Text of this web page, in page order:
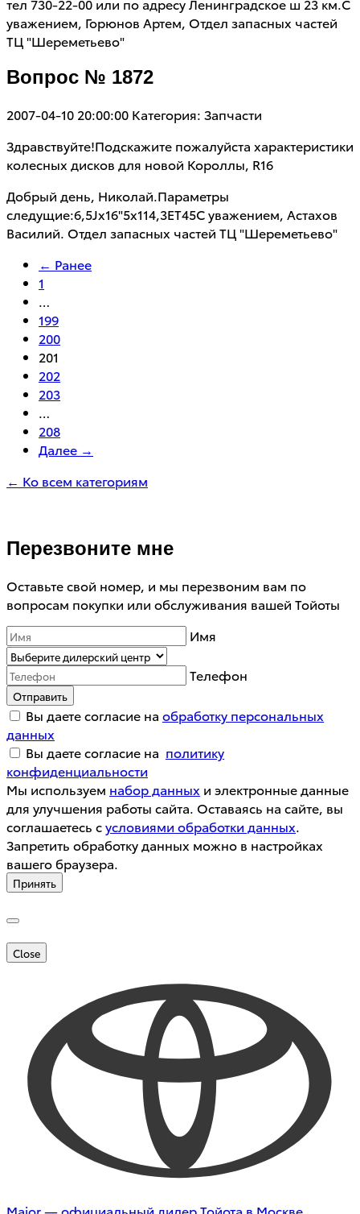
тел 730-22-00 или по адресу Ленинградское ш 23 км.С
уважением, Горюнов Артем, Отдел запасных частей
ТЦ "Шереметьево"
Вопрос № 1872
2007-04-10 20:00:00 Категория: Запчасти
Здравствуйте!Подскажите пожалуйста характеристики
колесных дисков для новой Короллы, R16
Добрый день, Николай.Параметры
следущие:6,5Jх16"5х114,3ET45С уважением, Астахов
Василий. Отдел запасных частей ТЦ "Шереметьево"
← Ранее
1
…
199
200
201
202
203
…
208
Далее →
← Ко всем категориям
Перезвоните мне
Оставьте свой номер, и мы перезвоним вам по
вопросам покупки или обслуживания вашей Тойоты
Имя
Телефон
Отправить
Вы даете согласие на обработку персональных
данных
Вы даете согласие на политику
конфиденциальности
Мы используем набор данных и электронные данные
для улучшения работы сайта. Оставаясь на сайте, вы
соглашаетесь сусловиями обработки данных.
Запретить обработку данных можно в настройках
вашего браузера.
Принять
Close